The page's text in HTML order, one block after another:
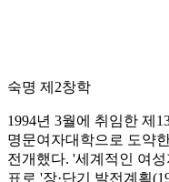
숙명 제2창학
1994년 3월에 취임한 제
명문여자대학으로 도약
전개했다. '세계적인 여
표로 '장·단기 발전계획